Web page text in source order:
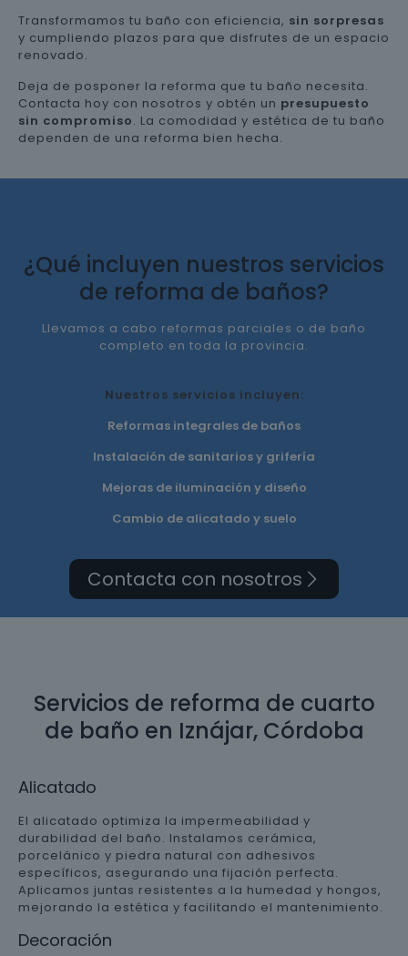
Transformamos tu baño con eficiencia, sin sorpresas
y cumpliendo plazos para que disfrutes de un espacio
renovado.
Deja de posponer la reforma que tu baño necesita.
Contacta hoy con nosotros y obtén un presupuesto
sin compromiso. La comodidad y estética de tu baño
dependen de una reforma bien hecha.
¿Qué incluyen nuestros servicios
de reforma de baños?
Llevamos a cabo reformas parciales o de baño
completo en toda la provincia.
Nuestros servicios incluyen:
Reformas integrales de baños
Instalación de sanitarios y grifería
Mejoras de iluminación y diseño
Cambio de alicatado y suelo
Contacta con nosotros
Servicios de reforma de cuarto
de baño en Iznájar, Córdoba
Alicatado
El alicatado optimiza la impermeabilidad y
durabilidad del baño. Instalamos cerámica,
porcelánico y piedra natural con adhesivos
específicos, asegurando una fijación perfecta.
Aplicamos juntas resistentes a la humedad y hongos,
mejorando la estética y facilitando el mantenimiento.
Decoración